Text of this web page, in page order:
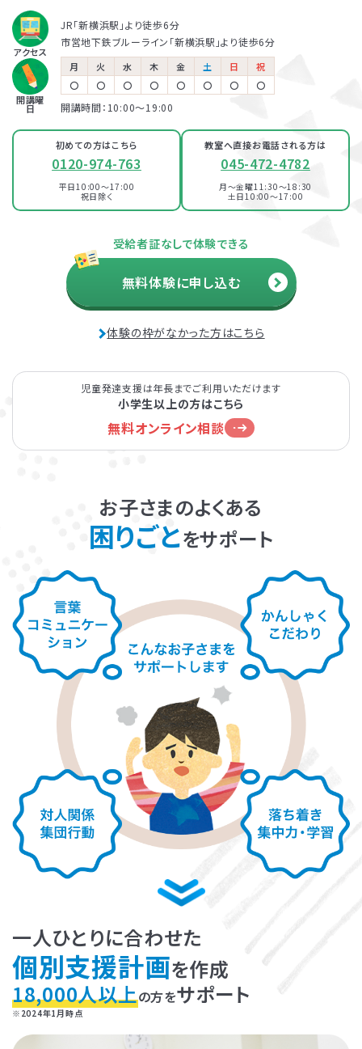
児童発達支援
放課後等デイサービス
資料・体験授業のお問い合わせ
発達障害とは
個人情報保護方針 サイトマップ
LITALICOワンダー
LITALICO発達ナビ
LITALICOライフ
LITALICOワークス
LITALICO仕事ナビ
LITALICOキャリア
LITALICO教育ソフト
LITALICO発達特性検査
LITALICO研究所
アクセス
JR「新横浜駅」より徒歩6分
市営地下鉄ブルーライン「新横浜駅」より徒歩6分
開講曜
日
月 火 水 木 金 土 日
祝
〇
〇 〇 〇 〇 〇 〇 〇
開講時間：10:00〜19:00
初めての方はこちら
0120-974-763
平日10:00～17:00
祝日除く
教室へ直接お電話される方は
045-472-4782
月～金曜11:30～18:30
土日10:00～17:00
受給者証なしで体験できる
無料体験に申し込む
体験の枠がなかった方はこちら
児童発達支援は年長までご利用いただけます
小学生以上の方はこちら
無料オンライン相談
お子さまのよくある
困りごとをサポート
一人ひとりに合わせた
個別支援計画を作成
18,000人以上の方をサポート
※2024年1月時点
サポートします。
ログラムです。
横浜西口教室
JR・市営地下鉄「横浜駅」より徒歩6分
相鉄線「平沼橋駅」より徒歩5分
パーソナルコース
100％自己負担で完全マンツーマンの
発達支援が受けられる教室
LITALICOジュニア
横浜教室
JR「横浜駅」より徒歩3分
京浜急行「神奈川駅」より徒歩3分
東急東横線「反町駅」より徒歩3分
市営地下鉄ブルーライン「三ッ沢下町駅」より徒歩10分
LITALICOジュニア
横浜東口教室
横浜西口教室
相鉄線「平沼橋駅」より徒歩5分